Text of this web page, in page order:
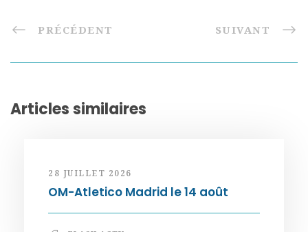
PRÉCÉDENT SUIVANT
Articles similaires
28 JUILLET 2026
OM-Atletico Madrid le 14 août